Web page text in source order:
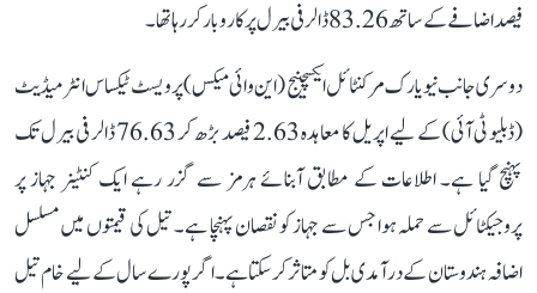
فیصد اضافے کے ساتھ 83.26 ڈالر فی بیرل پر کاروبار کررہا تھا۔
دوسری جانب نیو یارک مرکنٹائل ایکسچینج (این وائی میکس) پر ویسٹ ٹیکساس انٹرمیڈیٹ
(ڈبلیو ٹی آئی) کے لیے اپریل کا معاہدہ 2.63 فیصد بڑھ کر 76.63 ڈالر فی بیرل تک
پہنچ گیا ہے۔ اطلاعات کے مطابق آبنائے ہرمز سے گزر رہے ایک کنٹینر جہاز پر
پروجیکٹائل سے حملہ ہوا جس سے جہاز کو نقصان پہنچا ہے۔ تیل کی قیمتوں میں مسلسل
اضافہ ہندوستان کے درآمدی بل کو متاثر کرسکتا ہے۔ اگر پورے سال کے لیے خام تیل